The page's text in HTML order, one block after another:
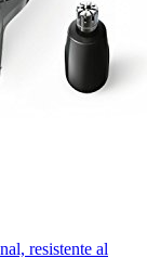
resistente al